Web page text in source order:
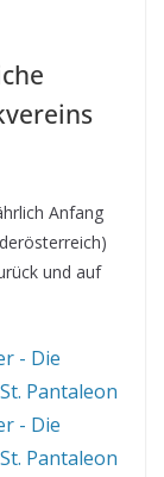
Anfang
und auf